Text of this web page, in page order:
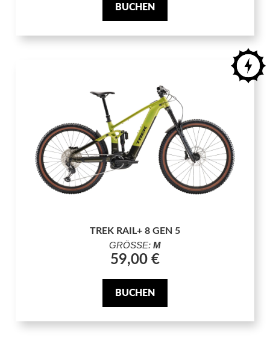
BUCHEN
TREK RAIL+ 8 GEN 5
GRÖSSE: M
59,00 €
BUCHEN